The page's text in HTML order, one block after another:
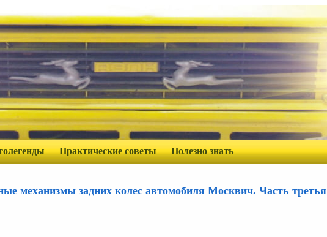
Практические советы Полезно знать
механизмы задних колес автомобиля Москвич. Часть третья